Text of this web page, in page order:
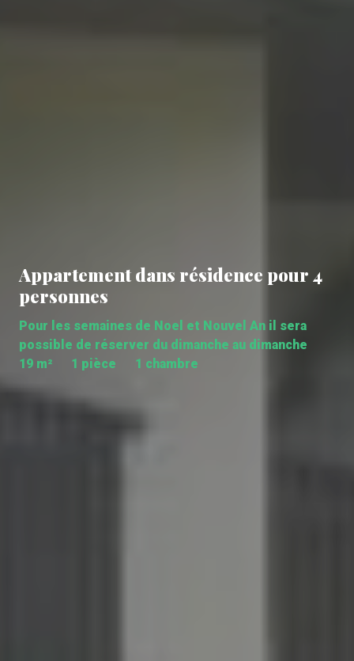
Appartement dans résidence pour 4
personnes
Pour les semaines de Noel et Nouvel An il sera
possible de réserver du dimanche au dimanche
19 m²
1 pièce 1 chambre